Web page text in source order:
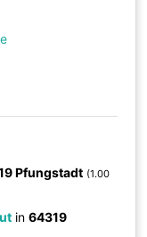
Pfungstadt (1.00
in64319